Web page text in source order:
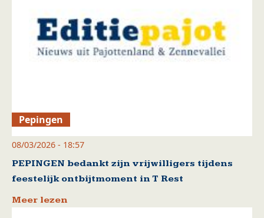
Pepingen
08/03/2026 - 18:57
PEPINGEN bedankt zijn vrijwilligers tijdens
feestelijk ontbijtmoment in T Rest
Meer lezen